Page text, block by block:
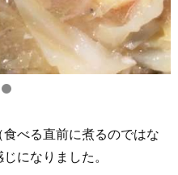
べる直前に煮るのではな
になりました。